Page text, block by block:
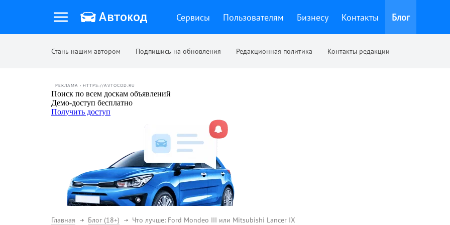
Сервисы Пользователям Бизнесу Контакты Блог
Стань нашим автором Подпишись на обновления Редакционная политика Контакты редакции
РЕКЛАМА • HTTPS://AVTOCOD.RU
Главная Блог (18+) Что лучше: Ford Mondeo III или Mitsubishi Lancer IX